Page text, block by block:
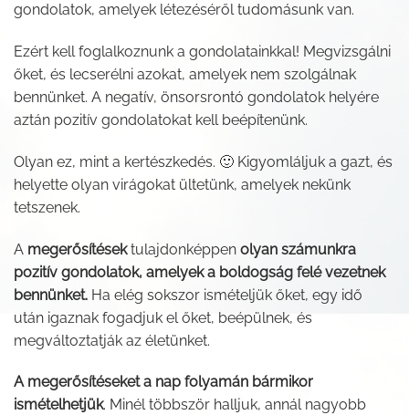
gondolatok, amelyek létezéséről tudomásunk van.
Ezért kell foglalkoznunk a gondolatainkkal! Megvizsgálni
őket, és lecserélni azokat, amelyek nem szolgálnak
bennünket. A negatív, önsorsrontó gondolatok helyére
aztán pozitív gondolatokat kell beépítenünk.
Olyan ez, mint a kertészkedés. 🙂 Kigyomláljuk a gazt, és
helyette olyan virágokat ültetünk, amelyek nekünk
tetszenek.
A megerősítésektulajdonképpen olyan számunkra
pozitív gondolatok, amelyek a boldogság felé vezetnek
bennünket. Ha elég sokszor ismételjük őket, egy idő
után igaznak fogadjuk el őket, beépülnek, és
megváltoztatják az életünket.
A megerősítéseket a nap folyamán bármikor
ismételhetjük. Minél többször halljuk, annál nagyobb